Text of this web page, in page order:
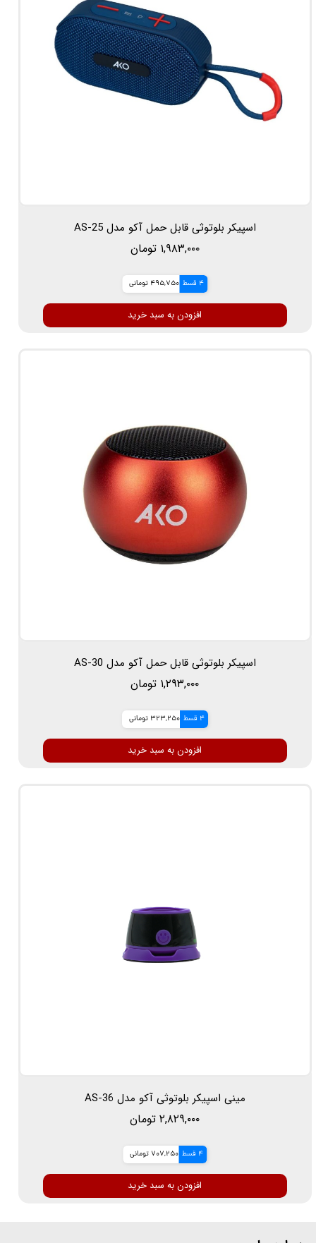
اسپیکر بلوتوثی قابل حمل آکو مدل AS-25
۱,۹۸۳,۰۰۰ تومان
4 قسط 495,750 تومانی
افزودن به سبد خرید
اسپیکر بلوتوثی قابل حمل آکو مدل AS-30
۱,۲۹۳,۰۰۰ تومان
4 قسط 323,250 تومانی
افزودن به سبد خرید
مینی اسپیکر بلوتوثی آکو مدل AS-36
۲,۸۲۹,۰۰۰ تومان
4 قسط 707,250 تومانی
افزودن به سبد خرید